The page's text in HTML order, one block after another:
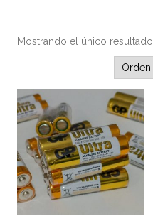
Mostrando el único resultado